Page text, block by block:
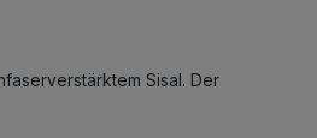
Sisal. Der